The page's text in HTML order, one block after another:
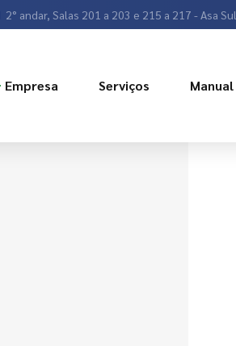
2° andar, Salas 201 a 203 e 215 a 217 - Asa
Empresa Serviços